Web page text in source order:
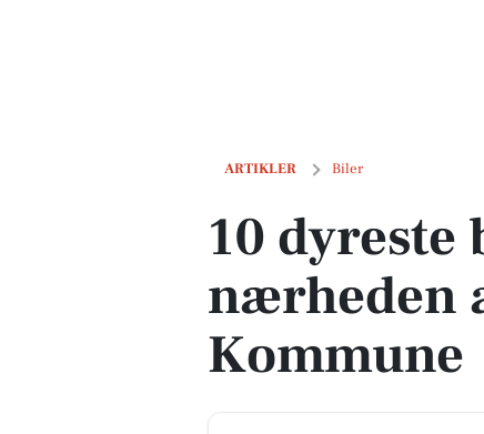
ARTIKLER Biler
10 dyreste biler til salg i nærheden af
10
nærheden
Kommune